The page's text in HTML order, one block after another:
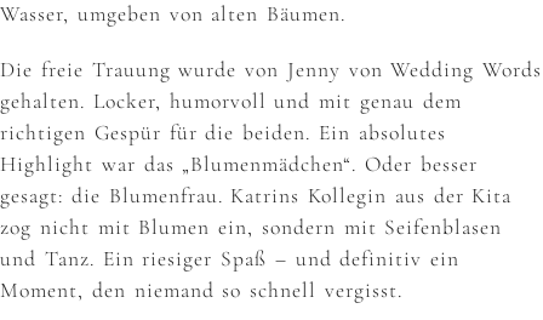
Wasser, umgeben von alten Bäumen.
Die freie Trauung wurde von Jenny von Wedding Words
gehalten. Locker, humorvoll und mit genau dem
richtigen Gespür für die beiden. Ein absolutes
Highlight war das „Blumenmädchen“. Oder besser
gesagt: die Blumenfrau. Katrins Kollegin aus der Kita
zog nicht mit Blumen ein, sondern mit Seifenblasen
und Tanz. Ein riesiger Spaß – und definitiv ein
Moment, den niemand so schnell vergisst.